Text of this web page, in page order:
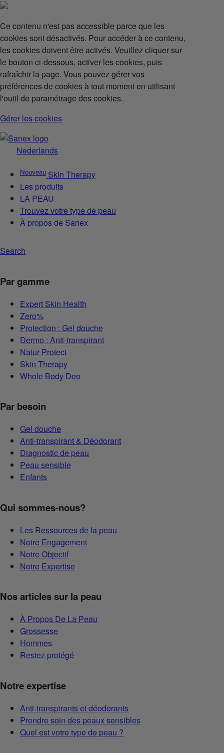
Ce contenu n'est pas accessible parce que les
cookies sont désactivés. Pour accéder à ce contenu,
les cookies doivent être activés. Veuillez cliquer sur
le bouton ci-dessous, activer les cookies, puis
rafraîchir la page. Vous pouvez gérer vos
préférences de cookies à tout moment en utilisant
l'outil de paramétrage des cookies.
Gérer les cookies
Nederlands
Nouveau Skin Therapy
Les produits
LA PEAU
Trouvez votre type de peau
À propos de Sanex
Search
Par gamme
Expert Skin Health
Zero%
Protection : Gel douche
Dermo : Anti-transpirant
Natur Protect
Skin Therapy
Whole Body Deo
Par besoin
Gel douche
Anti-transpirant & Déodorant
Diagnostic de peau
Peau sensible
Enfants
Qui sommes-nous?
Les Ressources de la peau
Notre Engagement
Notre Objectif
Notre Expertise
Nos articles sur la peau
À Propos De La Peau
Grossesse
Hommes
Restez protégé
Notre expertise
Anti-transpirants et déodorants
Prendre soin des peaux sensibles
Quel est votre type de peau ?